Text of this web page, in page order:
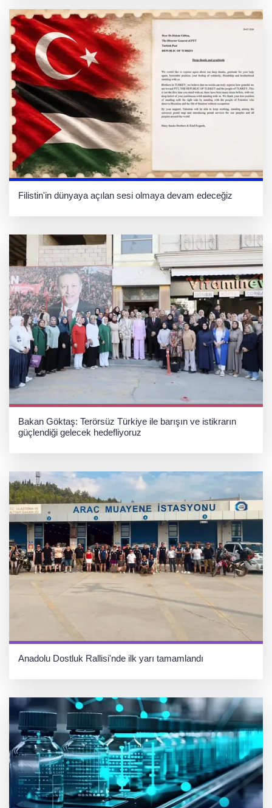
Filistin'in dünyaya açılan sesi olmaya devam edeceğiz
Bakan Göktaş: Terörsüz Türkiye ile barışın ve istikrarın
güçlendiği gelecek hedefliyoruz
Anadolu Dostluk Rallisi'nde ilk yarı tamamlandı